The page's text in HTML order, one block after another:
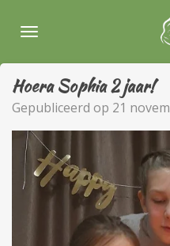
direct
de
hoofdinhoud
Hoera Sophia 2 jaar!
Gepubliceerd op 21